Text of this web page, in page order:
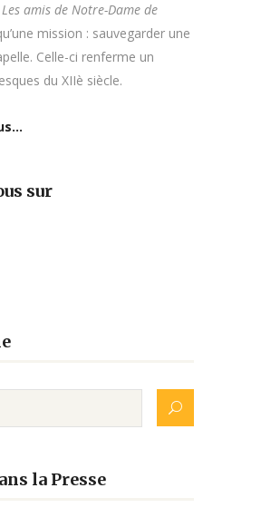
Les amis de Notre-Dame de
mission : sauvegarder une
Celle-ci renferme un
du XIIè siècle.
sur
la Presse